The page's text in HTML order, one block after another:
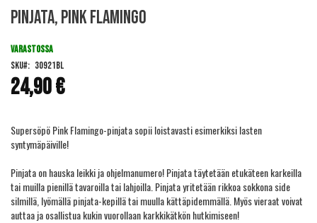
to
beginning
the
images
gallery
Pinjata, Pink Flamingo
24,90 €
VARASTOSSA
SKU
30921BL
Supersöpö Pink Flamingo-pinjata sopii loistavasti esimerkiksi lasten
syntymäpäiville!
Pinjata on hauska leikki ja ohjelmanumero! Pinjata täytetään etukäteen karkeilla
tai muilla pienillä tavaroilla tai lahjoilla. Pinjata yritetään rikkoa sokkona side
silmillä, lyömällä pinjata-kepillä tai muulla kättäpidemmällä. Myös vieraat voivat
auttaa ja osallistua kukin vuorollaan karkkikätkön hutkimiseen!